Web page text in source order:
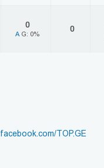
0
A G: 0%
0
facebook.com/TOP.GE